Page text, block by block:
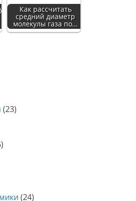
Как рассчитать
средний диаметр
молекулы газа по…
(23)
(24)